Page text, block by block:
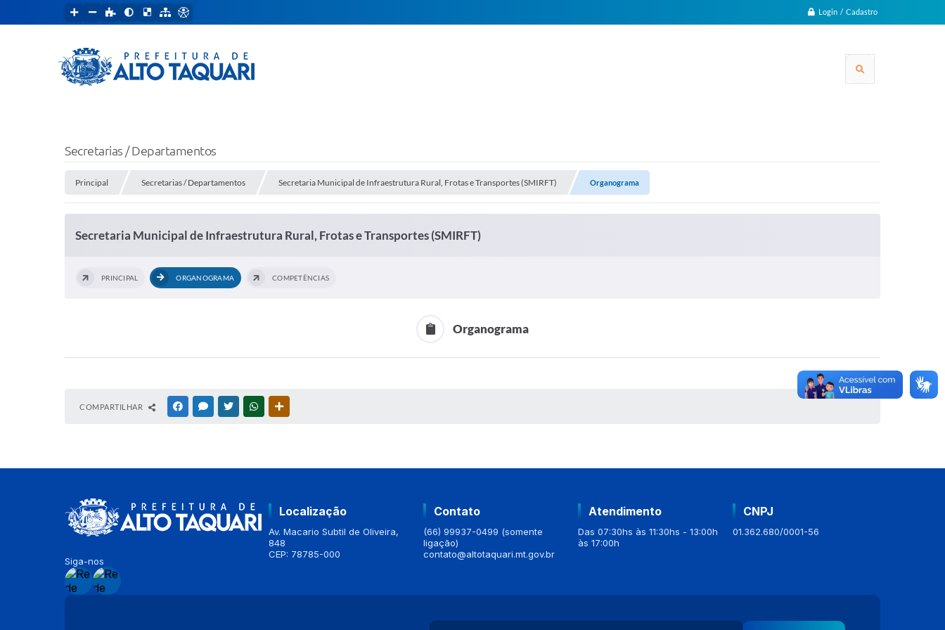
Login / Cadastro
Secretarias / Departamentos
Principal Secretarias / Departamentos Secretaria Municipal de Infraestrutura Rural, Frotas e Transportes (SMIRFT) Organograma
Secretaria Municipal de Infraestrutura Rural, Frotas e Transportes (SMIRFT)
PRINCIPAL ORGANOGRAMA COMPETÊNCIAS
Organograma
COMPARTILHAR FACEBOOKMESSENGER
TWITTERWHATSAPP
Siga-nos
Localização
Av. Macario Subtil de Oliveira,
848
CEP: 78785-000
Contato
(66) 99937-0499 (somente
ligação)
contato@altotaquari.mt.gov.br
Atendimento
Das 07:30hs às 11:30hs - 13:00h
às 17:00h
CNPJ
01.362.680/0001-56